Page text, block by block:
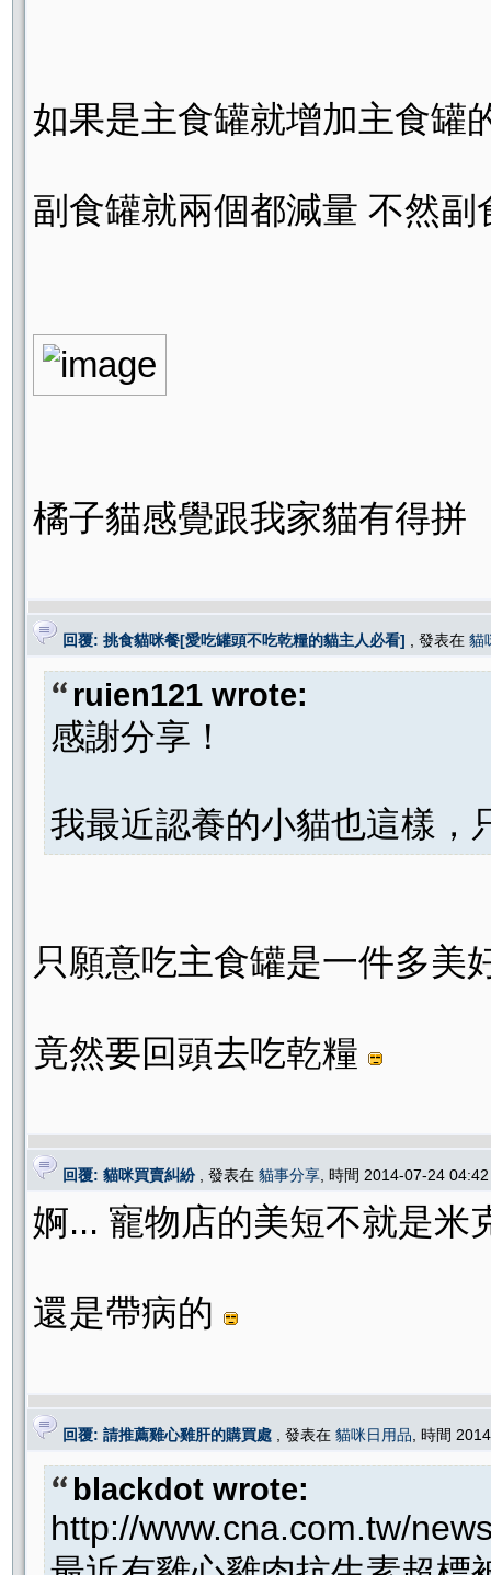
如果是主食罐就增加主食罐
副食罐就兩個都減量 不然
橘子貓感覺跟我家貓有得拼
回覆: 挑食貓咪餐[愛吃罐頭不吃乾糧的貓主人必看] , 發表在 貓
ruien121 wrote:
感謝分享！
我最近認養的小貓也這樣，
只願意吃主食罐是一件多美
竟然要回頭去吃乾糧
回覆: 貓咪買賣糾紛 , 發表在 貓事分享 , 時間 2014-07-24
婀... 寵物店的美短不就是米
還是帶病的
回覆: 請推薦雞心雞肝的購買處 , 發表在 貓咪日用品 , 時間
blackdot wrote:
http://www.cna.com.tw/